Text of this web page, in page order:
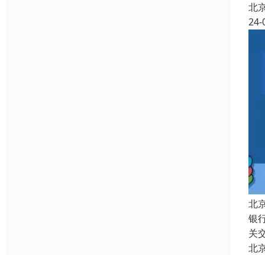
北
24-
北
银
关
北